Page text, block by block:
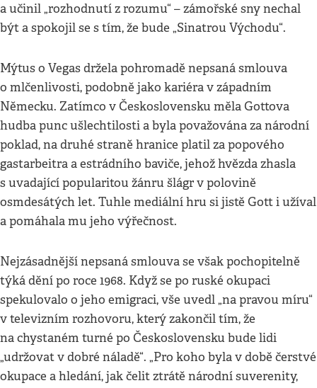
a učinil „rozhodnutí z rozumu“ – zámořské sny nechal
být a spokojil se s tím, že bude „Sinatrou Východu“.
Mýtus o Vegas držela pohromadě nepsaná smlouva
o mlčenlivosti, podobně jako kariéra v západním
Německu. Zatímco v Československu měla Gottova
hudba punc ušlechtilosti a byla považována za národní
poklad, na druhé straně hranice platil za popového
gastarbeitra a estrádního baviče, jehož hvězda zhasla
s uvadající popularitou žánru šlágr v polovině
osmdesátých let. Tuhle mediální hru si jistě Gott i užíval
a pomáhala mu jeho výřečnost.
Nejzásadnější nepsaná smlouva se však pochopitelně
týká dění po roce 1968. Když se po ruské okupaci
spekulovalo o jeho emigraci, vše uvedl „na pravou míru“
v televizním rozhovoru, který zakončil tím, že
na chystaném turné po Československu bude lidi
„udržovat v dobré náladě“. „Pro koho byla v době čerstvé
okupace a hledání, jak čelit ztrátě národní suverenity,